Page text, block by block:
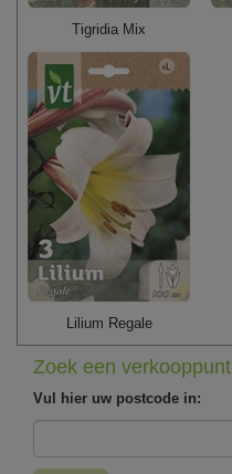
Tigridia Mix
Lilium Regale
Zoek een verkooppunt
Vul hier uw postcode in: